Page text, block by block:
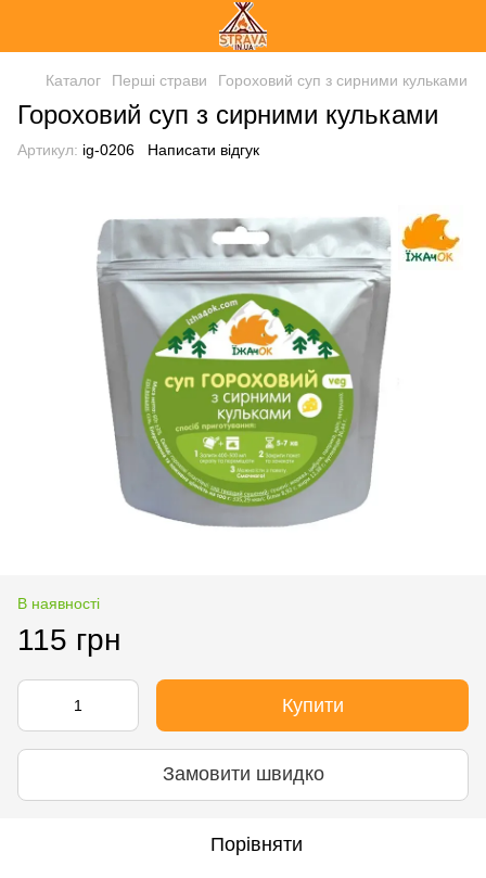
Каталог Перші страви Гороховий суп з сирними кульками
Гороховий суп з сирними кульками
Артикул: ig-0206 Написати відгук
В наявності
115 грн
Купити
Замовити швидко
Порівняти